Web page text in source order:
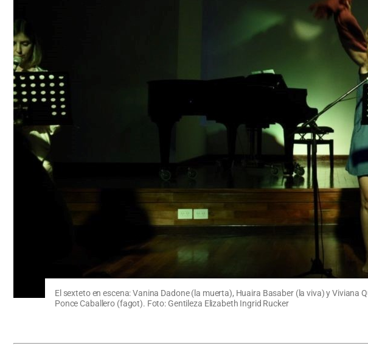
El sexteto en escena: Vanina Dadone (la muerta), Huaira Basaber (la viva) y
Ponce Caballero (fagot). Foto: Gentileza Elizabeth Ingrid Rucker